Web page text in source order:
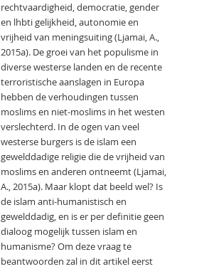
rechtvaardigheid, democratie, gender
en lhbti gelijkheid, autonomie en
vrijheid van meningsuiting (Ljamai, A.,
2015a). De groei van het populisme in
diverse westerse landen en de recente
terroristische aanslagen in Europa
hebben de verhoudingen tussen
moslims en niet-moslims in het westen
verslechterd. In de ogen van veel
westerse burgers is de islam een
gewelddadige religie die de vrijheid van
moslims en anderen ontneemt (Ljamai,
A., 2015a). Maar klopt dat beeld wel? Is
de islam anti-humanistisch en
gewelddadig, en is er per definitie geen
dialoog mogelijk tussen islam en
humanisme? Om deze vraag te
beantwoorden zal in dit artikel eerst